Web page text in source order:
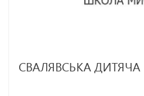
СВАЛЯВСЬКА